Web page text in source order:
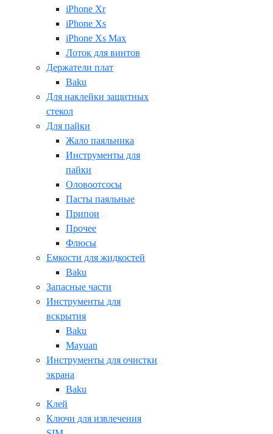
iPhone Xr
iPhone Xs
iPhone Xs Max
Лоток для винтов
Держатели плат
Baku
Для наклейки защитных
стекол
Для пайки
Жало паяльника
Инструменты для
пайки
Оловоотсосы
Пасты паяльные
Припои
Прочее
Флюсы
Емкости для жидкостей
Baku
Запасные части
Инструменты для
вскрытия
Baku
Mayuan
Инструменты для очистки
экрана
Baku
Клей
Ключи для извлечения